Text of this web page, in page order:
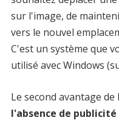
sur l'image, de
vers le nouvel
C'est un système que
utilisé avec Windows
Le second avantage
l'absence de publicité